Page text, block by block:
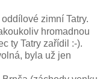
zimní Tatry.
hromadnou
ty Tatry zařídil :-).
byla už jen